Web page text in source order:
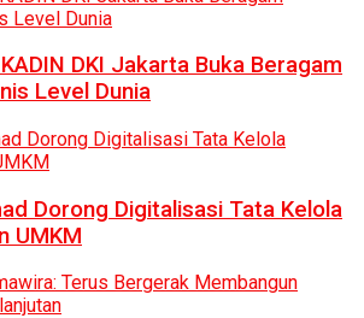
DKI Jakarta Buka Beragam
Level Dunia
Dorong Digitalisasi Tata Kelola
UMKM